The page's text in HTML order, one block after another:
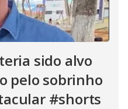
sido alvo
pelo sobrinho
#shorts